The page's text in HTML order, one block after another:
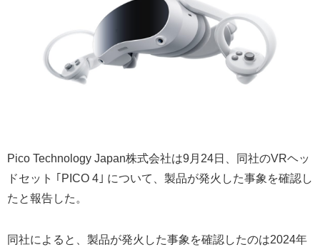
Pico Technology Japan株式会社は9月24日、同社のVRヘッ
ドセット ｢PICO 4｣ について、製品が発火した事象を確認し
たと報告した。
同社によると、製品が発火した事象を確認したのは2024年